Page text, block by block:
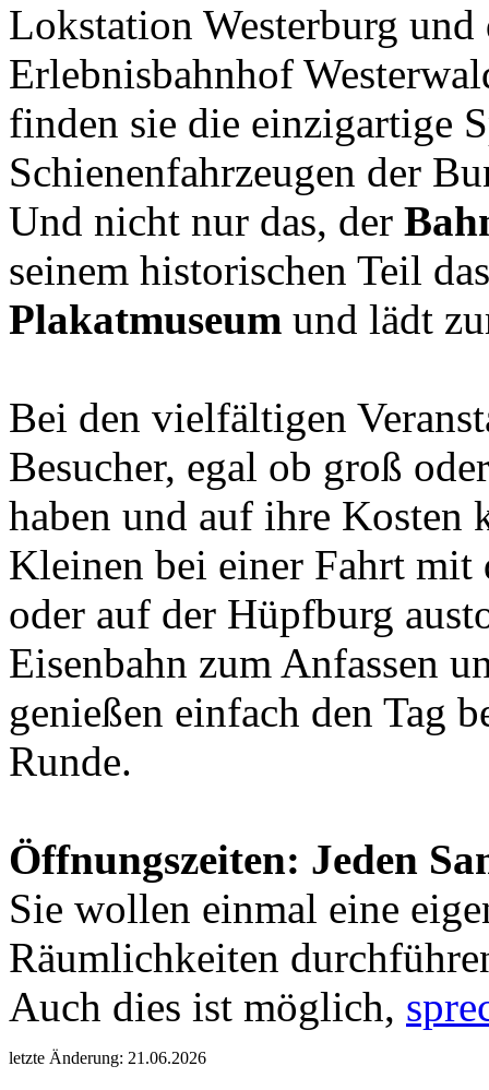
Lokstation Westerburg
Erlebnisbahnhof
finden sie die einzigartige
Schienenfahrzeugen der
Und nicht nur das, der
seinem historischen Teil
Plakatmuseum und lädt
Bei den vielfältigen
Besucher, egal ob groß
haben und auf ihre Kosten
Kleinen bei einer Fahrt mit
oder auf der Hüpfburg
Eisenbahn zum Anfassen
genießen einfach den Tag
Runde.
Öffnungszeiten: Jeden
Sie wollen einmal eine
Räumlichkeiten
Auch dies ist möglich,
letzte Änderung: 21.06.2026